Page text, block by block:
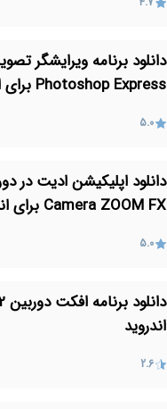
Photoshop Express برای اندروید
5.0
دانلود اپلیکیشن ادیت در
Camera ZOOM FX برای اندروید
5.0
اندروید
2.6